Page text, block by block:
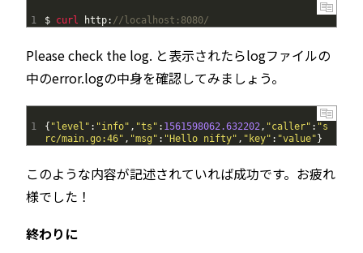
1 $ curl http: //localhost:8080/
Please check the log. と表示されたらlogファイルの
中のerror.logの中身を確認してみましょう。
1 { "level" : "info" , "ts" : 1561598062.632202, "caller" : "s
rc/main.go:46" , "msg" : "Hello nifty" , "key" : "value"}
このような内容が記述されていれば成功です。お疲れ
様でした！
終わりに